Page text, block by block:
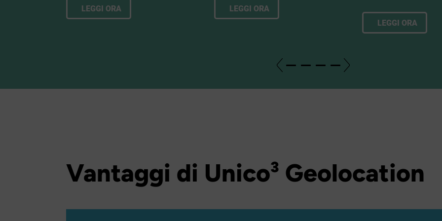
LEGGI ORA LEGGI ORA
LEGGI ORA
Vantaggi di Unico³ Geolocation